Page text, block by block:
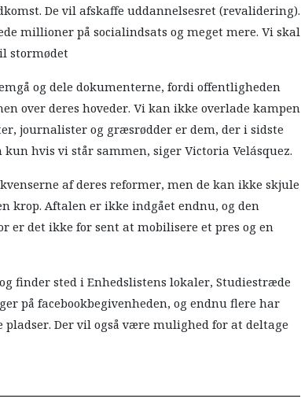
De vil afskaffe uddannelsesret (revalidering).
millioner på socialindsats og meget mere. Vi skal
stormødet
og dele dokumenterne, fordi offentligheden
over deres hoveder. Vi kan ikke overlade kampen
journalister og græsrødder er dem, der i sidste
hvis vi står sammen, siger Victoria Velásquez.
af deres reformer, men de kan ikke skjule
krop. Aftalen er ikke indgået endnu, og den
er det ikke for sent at mobilisere et pres og en
finder sted i Enhedslistens lokaler, Studiestræde
på facebookbegivenheden, og endnu flere har
Der vil også være mulighed for at deltage